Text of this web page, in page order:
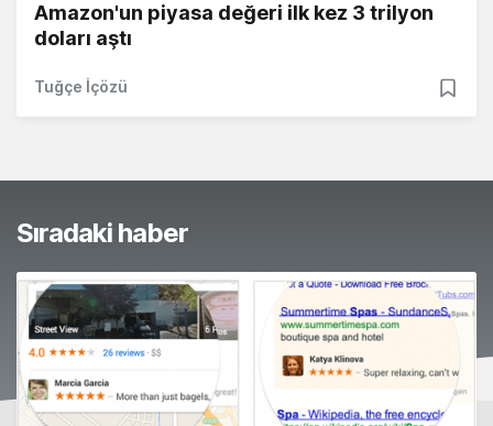
Amazon'un piyasa değeri ilk kez 3 trilyon
doları aştı
Tuğçe İçözü
Sıradaki haber